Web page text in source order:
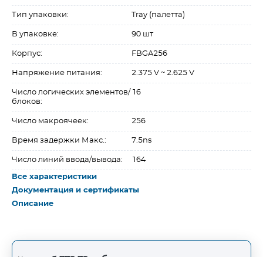
Тип упаковки: Tray (палетта)
В упаковке: 90 шт
Корпус: FBGA256
Напряжение питания: 2.375 V ~ 2.625 V
Число логических элементов/
блоков:
16
Число макроячеек: 256
Время задержки Макс.: 7.5ns
Число линий ввода/вывода: 164
Все характеристики
Документация и сертификаты
Описание